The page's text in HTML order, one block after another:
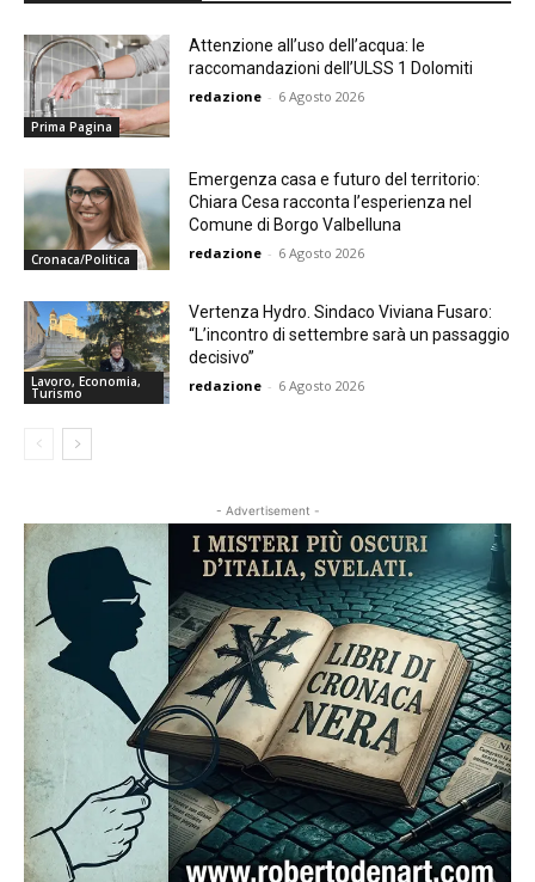
Prima Pagina
Attenzione all’uso dell’acqua: le
raccomandazioni dell’ULSS 1 Dolomiti
redazione - 6 Agosto 2026
Cronaca/Politica
Emergenza casa e futuro del territorio:
Chiara Cesa racconta l’esperienza nel
Comune di Borgo Valbelluna
redazione - 6 Agosto 2026
Lavoro, Economia,
Turismo
Vertenza Hydro. Sindaco Viviana Fusaro:
“L’incontro di settembre sarà un passaggio
decisivo”
redazione - 6 Agosto 2026
- Advertisement -